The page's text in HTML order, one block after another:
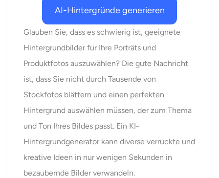
Headshot-Generator Pro
KI-Headshot-Generator
Video-Werkzeuge
Videoeffekte
Video-Verstärker
AI-Hintergründe generieren
Glauben Sie, dass es schwierig ist, geeignete
Hintergrundbilder für Ihre Porträts und
Produktfotos auszuwählen? Die gute Nachricht
ist, dass Sie nicht durch Tausende von
Stockfotos blättern und einen perfekten
Hintergrund auswählen müssen, der zum Thema
und Ton Ihres Bildes passt. Ein KI-
Hintergrundgenerator kann diverse verrückte und
kreative Ideen in nur wenigen Sekunden in
bezaubernde Bilder verwandeln.